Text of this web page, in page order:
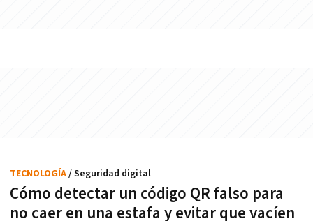
Cómo detectar un código QR falso para
no caer en una estafa y evitar que vacíen
TECNOLOGÍA/ Seguridad digital